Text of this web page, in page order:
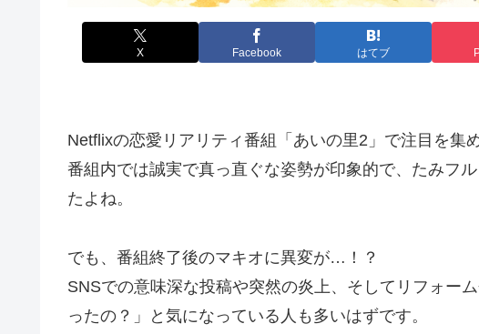
X Facebook はてブ
Netflixの恋愛リアリティ番組「あいの里2」で注目を集
番組内では誠実で真っ直ぐな姿勢が印象的で、たみフ
たよね。
でも、番組終了後のマキオに異変が…！？
SNSでの意味深な投稿や突然の炎上、そしてリフォー
ったの？」と気になっている人も多いはずです。